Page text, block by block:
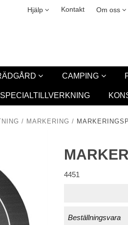
Hjälp
& Cookies Kontakt Om oss
Leasing
CAMPING
SPECIALTILLVERKNING
/ MARKERING /
4451
Beställningsvara